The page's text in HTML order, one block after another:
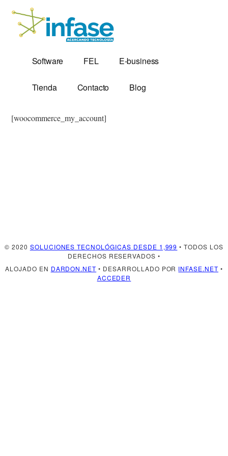
contenido
Additional
menu
Soluciones
Tecnológicas
desde
1,999
Electrónica
VPS
Software FEL E-business
Tienda Contacto Blog
[woocommerce_my_account]
© 2020 SOLUCIONES TECNOLÓGICAS DESDE 1,999 • TODOS LOS
DERECHOS RESERVADOS •
ALOJADO EN DARDON.NET • DESARROLLADO POR INFASE.NET •
ACCEDER